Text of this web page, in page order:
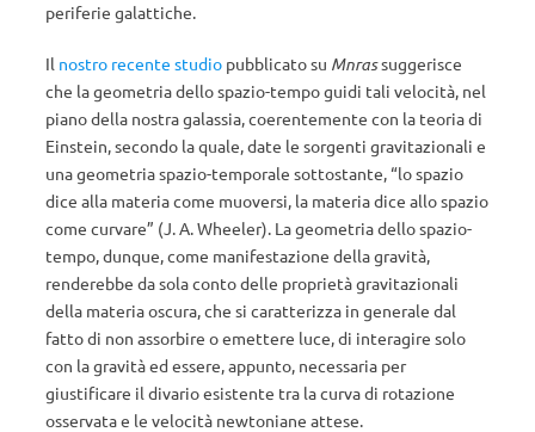
periferie galattiche.
Il nostro recente studio pubblicato su Mnrassuggerisce
che la geometria dello spazio-tempo guidi tali velocità, nel
piano della nostra galassia, coerentemente con la teoria di
Einstein, secondo la quale, date le sorgenti gravitazionali e
una geometria spazio-temporale sottostante, “lo spazio
dice alla materia come muoversi, la materia dice allo spazio
come curvare” (J. A. Wheeler). La geometria dello spazio-
tempo, dunque, come manifestazione della gravità,
renderebbe da sola conto delle proprietà gravitazionali
della materia oscura, che si caratterizza in generale dal
fatto di non assorbire o emettere luce, di interagire solo
con la gravità ed essere, appunto, necessaria per
giustificare il divario esistente tra la curva di rotazione
osservata e le velocità newtoniane attese.